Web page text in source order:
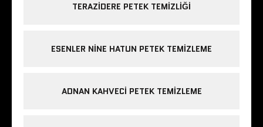
TERAZIDERE PETEK TEMIZLIĞI
ESENLER NINE HATUN PETEK TEMIZLEME
ADNAN KAHVECI PETEK TEMIZLEME